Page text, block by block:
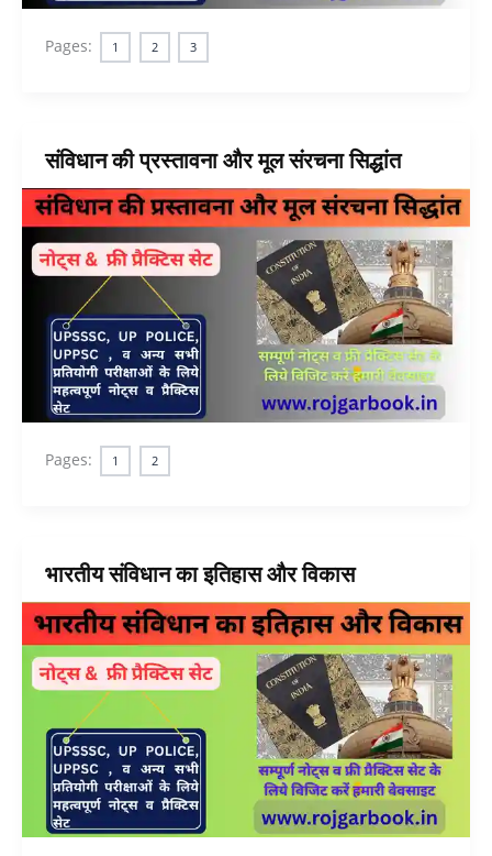
Pages: 1 2 3
संविधान की प्रस्तावना और मूल संरचना सिद्धांत
Pages: 1 2
भारतीय संविधान का इतिहास और विकास